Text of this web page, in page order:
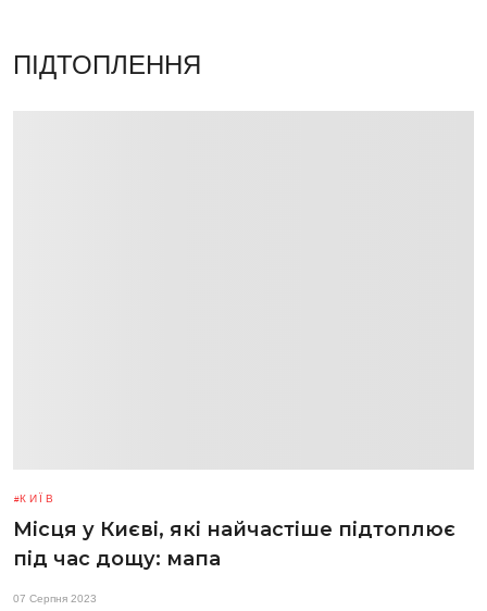
ПІДТОПЛЕННЯ
КИЇВ
Місця у Києві, які найчастіше підтоплює
під час дощу: мапа
07 Серпня 2023